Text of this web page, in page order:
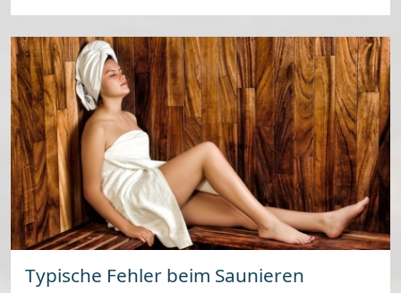
Typische Fehler beim Saunieren